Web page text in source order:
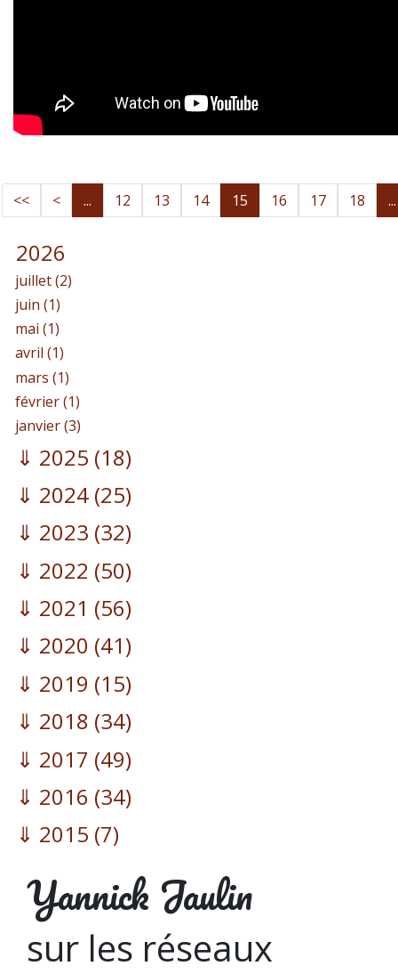
<< < ... 12 13 14 15 16 17 18 ...
2026
juillet (2)
juin (1)
mai (1)
avril (1)
mars (1)
février (1)
janvier (3)
2025 (18)
2024 (25)
2023 (32)
2022 (50)
2021 (56)
2020 (41)
2019 (15)
2018 (34)
2017 (49)
2016 (34)
2015 (7)
Yannick Jaulin
sur les réseaux